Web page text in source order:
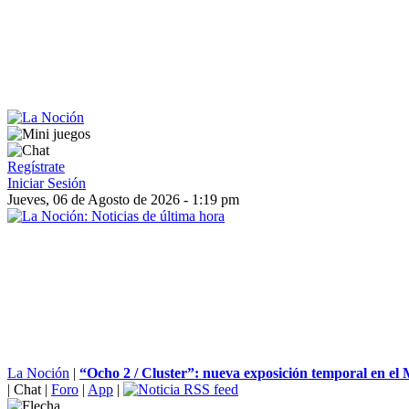
Regístrate
Iniciar Sesión
Jueves, 06 de Agosto de 2026 - 1:19 pm
La Noción | “Ocho 2 / Cluster”: nueva exposición temporal en el
| Chat | Foro | App |